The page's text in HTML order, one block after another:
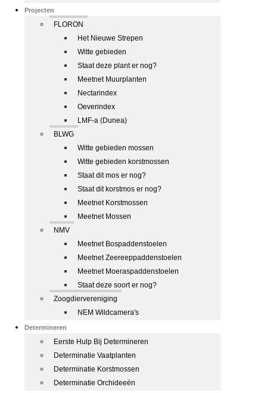
Projecten
FLORON
Het Nieuwe Strepen
Witte gebieden
Staat deze plant er nog?
Meetnet Muurplanten
Nectarindex
Oeverindex
LMF-a (Dunea)
BLWG
Witte gebieden mossen
Witte gebieden korstmossen
Staat dit mos er nog?
Staat dit korstmos er nog?
Meetnet Korstmossen
Meetnet Mossen
NMV
Meetnet Bospaddenstoelen
Meetnet Zeereeppaddenstoelen
Meetnet Moeraspaddenstoelen
Staat deze soort er nog?
Zoogdiervereniging
NEM Wildcamera's
Determineren
Eerste Hulp Bij Determineren
Determinatie Vaatplanten
Determinatie Korstmossen
Determinatie Orchideeën